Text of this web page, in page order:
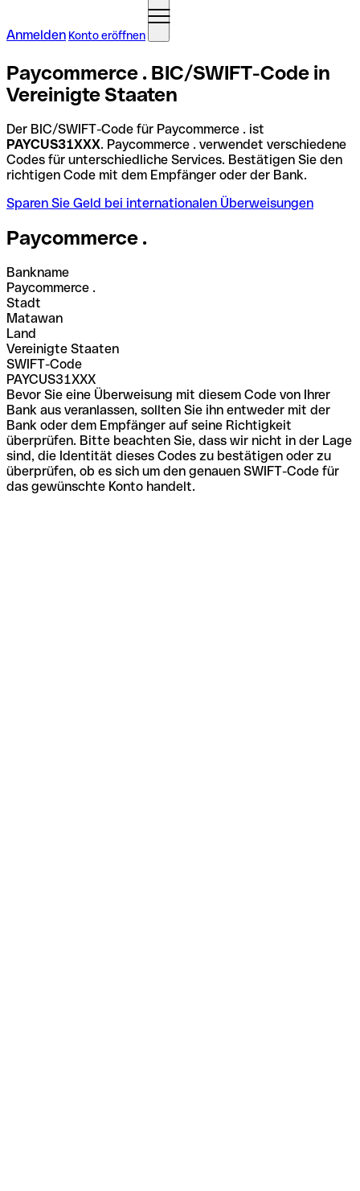
Anmelden Konto eröffnen
Paycommerce . BIC/SWIFT-Code in
Vereinigte Staaten
Der BIC/SWIFT-Code für Paycommerce . ist
PAYCUS31XXX. Paycommerce . verwendet verschiedene
Codes für unterschiedliche Services. Bestätigen Sie den
richtigen Code mit dem Empfänger oder der Bank.
Sparen Sie Geld bei internationalen Überweisungen
Paycommerce .
Bankname
Paycommerce .
Stadt
Matawan
Land
Vereinigte Staaten
SWIFT-Code
PAYCUS31XXX
Bevor Sie eine Überweisung mit diesem Code von Ihrer
Bank aus veranlassen, sollten Sie ihn entweder mit der
Bank oder dem Empfänger auf seine Richtigkeit
überprüfen. Bitte beachten Sie, dass wir nicht in der Lage
sind, die Identität dieses Codes zu bestätigen oder zu
überprüfen, ob es sich um den genauen SWIFT-Code für
das gewünschte Konto handelt.